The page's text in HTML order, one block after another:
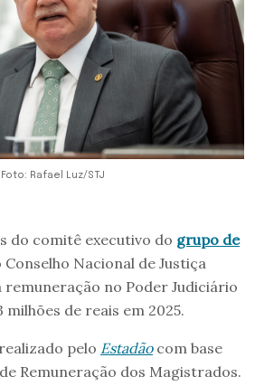
Foto: Rafael Luz/STJ
do comitê executivo do grupo de
Nacional de Justiça
remuneração no Poder Judiciário
de reais em 2025.
pelo Estadãocom base
Remuneração dos Magistrados.